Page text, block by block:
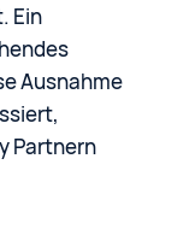
Ein
Ausnahme
Partnern